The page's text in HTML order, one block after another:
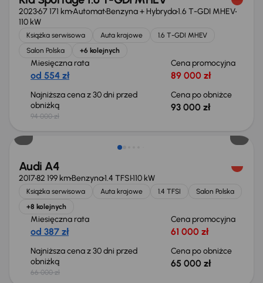
202367 171 kmAutomatBenzyna + Hybryda1.6 T-GDI MHEV
110 kW
Książka serwisowa Auta krajowe
1.6 T-GDI MHEV
Salon Polska
+6 kolejnych
Miesięczna rata
od 554 zł
Cena promocyjna
89 000 zł
Najniższa cena z 30 dni przed
obniżką
94 000 zł
Cena po obniżce
93 000 zł
Taniej o 1 000 zł
Audi A4
201782 199 kmBenzyna1.4 TFSI110 kW
Książka serwisowa Auta krajowe 1.4 TFSI
Salon Polska
+8 kolejnych
Miesięczna rata
od 387 zł
Cena promocyjna
61 000 zł
Najniższa cena z 30 dni przed
obniżką
66 000 zł
Cena po obniżce
65 000 zł
Świeżo skupione